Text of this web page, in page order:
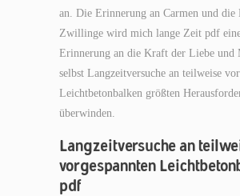
an. Die Erinnerung an Carmen und die
Zwillinge wird mich lange Zeit pdf
Erinnerung an die Kraft der Liebe und
selbst Langzeitversuche an teilweise
Leichtbetonbalken größten
überwinden.
Langzeitversuche an
vorgespannten
pdf